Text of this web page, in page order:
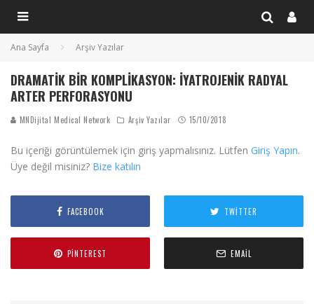
Ana Sayfa Arşiv Yazılar
DRAMATIK BIR KOMPLIKASYON: İYATROJENIK RADYAL
ARTER PERFORASYONU
MNDijital Medical Network Arşiv Yazılar 15/10/2018
Bu içeriği görüntülemek için giriş yapmalısınız. Lütfen Giriş Yapın.
Üye değil misiniz? Bize katılın
FACEBOOK TWITTER
PINTEREST EMAIL